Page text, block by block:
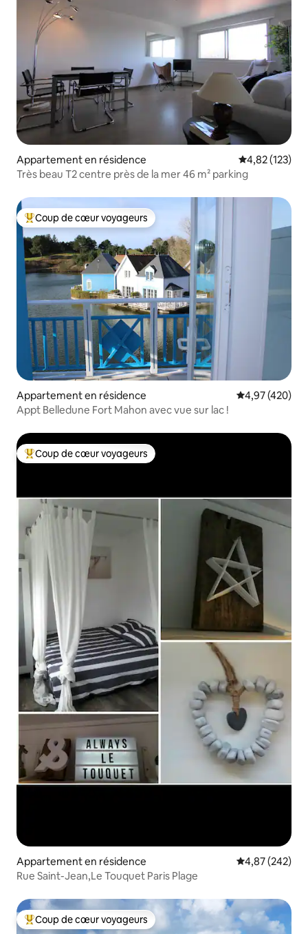
Appartement en résidence Évaluation
4,82 (123)
Très beau T2 centre près de la mer 46 m² parking
Coups de cœur voyageurs les plus appréciés
Coup de cœur voyageurs
Appartement en résidence Évaluation
4,97 (420)
Appt Belledune Fort Mahon avec vue sur lac !
Coups de cœur voyageurs les plus appréciés
Coup de cœur voyageurs
Appartement en résidence Évaluation
4,87 (242)
Rue Saint-Jean,Le Touquet Paris Plage
Coups de cœur voyageurs les plus appréciés
Coup de cœur voyageurs